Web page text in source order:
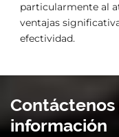
particularmente al
ventajas
efectividad.
información